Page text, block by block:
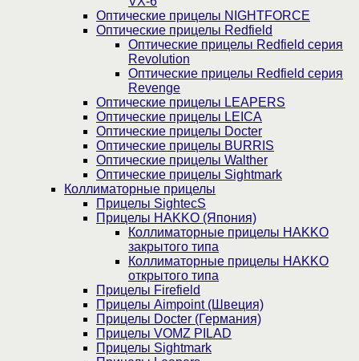
Оптические прицелы NIGHTFORCE
Оптические прицелы Redfield
Оптические прицелы Redfield серия
Revolution
Оптические прицелы Redfield серия
Revenge
Оптические прицелы LEAPERS
Оптические прицелы LEICA
Оптические прицелы Docter
Оптические прицелы BURRIS
Оптические прицелы Walther
Оптические прицелы Sightmark
Коллиматорные прицелы
Прицелы SightecS
Прицелы HAKKO (Япония)
Коллиматорные прицелы HAKKO
закрытого типа
Коллиматорные прицелы HAKKO
открытого типа
Прицелы Firefield
Прицелы Aimpoint (Швеция)
Прицелы Docter (Германия)
Прицелы VOMZ PILAD
Прицелы Sightmark